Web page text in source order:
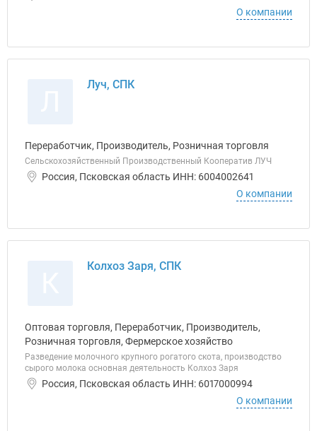
О компании
Луч, СПК
Переработчик, Производитель, Розничная торговля
Сельскохозяйственный Производственный Кооператив ЛУЧ
Россия, Псковская область ИНН: 6004002641
О компании
Колхоз Заря, СПК
Оптовая торговля, Переработчик, Производитель,
Розничная торговля, Фермерское хозяйство
Разведение молочного крупного рогатого скота, производство
сырого молока основная деятельность Колхоз Заря
Россия, Псковская область ИНН: 6017000994
О компании